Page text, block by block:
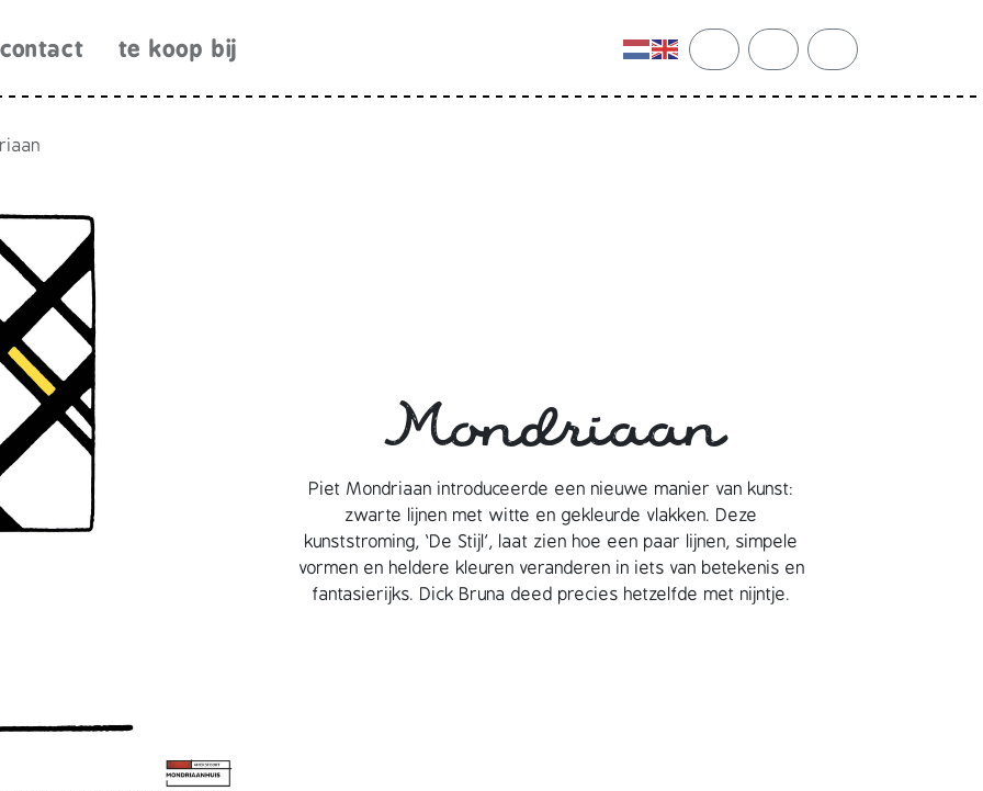
contact te koop bij
search accountcart
Mondriaan
Piet Mondriaan introduceerde een nieuwe manier van kunst:
zwarte lijnen met witte en gekleurde vlakken. Deze
kunststroming, ‘De Stijl’, laat zien hoe een paar lijnen, simpele
vormen en heldere kleuren veranderen in iets van betekenis en
fantasierijks. Dick Bruna deed precies hetzelfde met nijntje.